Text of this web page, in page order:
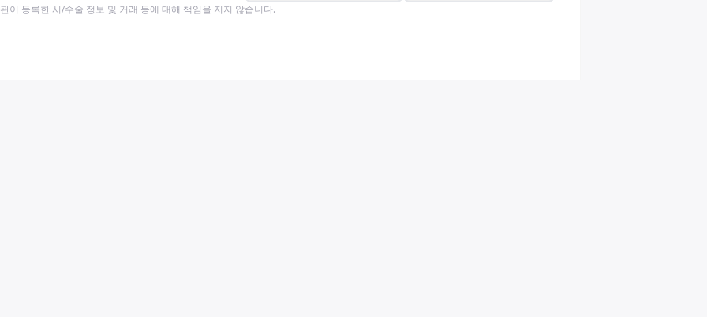
이 등록한 시/수술 정보 및 거래 등에 대해 책임을 지지 않습니다.